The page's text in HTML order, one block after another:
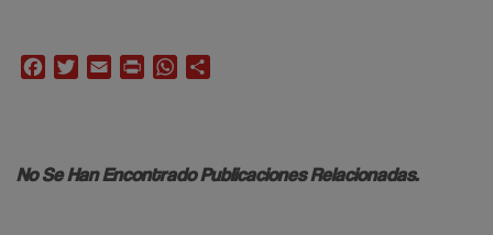
FacebookTwitterEmail Print WhatsApp
No Se Han Encontrado Publicaciones Relacionadas.